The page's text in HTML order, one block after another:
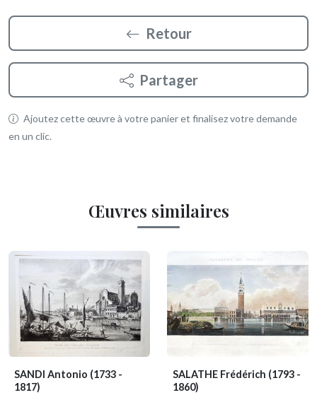
Retour
Partager
Ajoutez cette œuvre à votre panier et finalisez votre demande
en un clic.
Œuvres similaires
SANDI Antonio (1733 -
1817)
SALATHE Frédérich (1793 -
1860)